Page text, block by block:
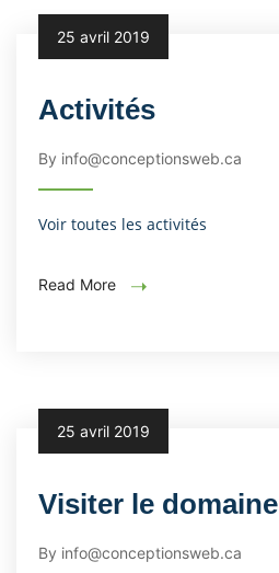
25 avril 2019
Activités
By info@conceptionsweb.ca
Voir toutes les activités
Read More
25 avril 2019
Visiter le domaine
By info@conceptionsweb.ca